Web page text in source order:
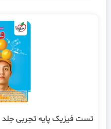
تست فیزیک پایه تجربی جلد